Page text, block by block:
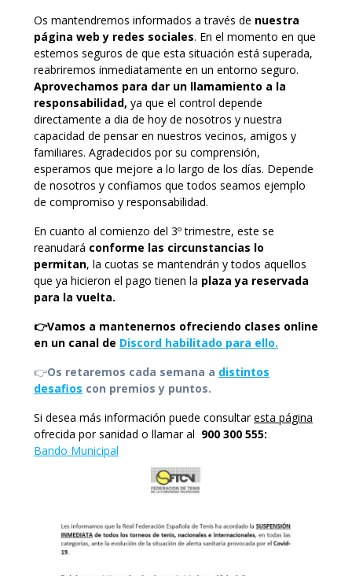
Os mantendremos informados a través de nuestra
página web y redes sociales. En el momento en que
estemos seguros de que esta situación está superada,
reabriremos inmediatamente en un entorno seguro.
Aprovechamos para dar un llamamiento a la
responsabilidad, ya que el control depende
directamente a dia de hoy de nosotros y nuestra
capacidad de pensar en nuestros vecinos, amigos y
familiares. Agradecidos por su comprensión,
esperamos que mejore a lo largo de los días. Depende
de nosotros y confiamos que todos seamos ejemplo
de compromiso y responsabilidad.
En cuanto al comienzo del 3º trimestre, este se
reanudará conforme las circunstancias lo
permitan, la cuotas se mantendrán y todos aquellos
que ya hicieron el pago tienen la plaza ya reservada
para la vuelta.
👉Vamos a mantenernos ofreciendo clases online
en un canal de Discord habilitado para ello.
👉Os retaremos cada semana a distintos
desafios con premios y puntos.
Si desea más información puede consultaresta página
ofrecida por sanidad o llamar al 900 300 555:
Bando Municipal